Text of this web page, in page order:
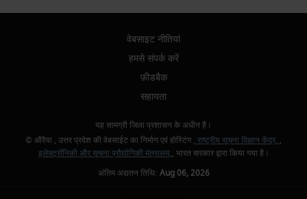
वेबसाइट नीतियां
हमसे संपर्क करें
फ़ीडबैक
सहायता
यह सामग्री जिला प्रशासन के अधीन है।
© औरैया , उत्तर प्रदेश की वेबसाईट का निर्माण एवं होस्टिंग , राष्ट्रीय सूचना विज्ञान केंद्र, ,
इलेक्ट्रॉनिकी और सूचना प्रौद्योगिकी मंत्रालय,, भारत सरकार द्वारा किया गया है।
अंतिम अद्यतन तिथि: Aug 06, 2026